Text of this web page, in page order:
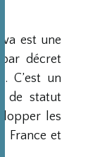
est une
par décret
C’est un
de statut
les
France et